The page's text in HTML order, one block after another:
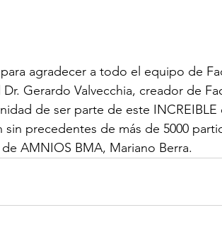
agradecer a todo el equipo de
Gerardo Valvecchia, creador de
de ser parte de este
sin precedentes de más de 5000
AMNIOS BMA, Mariano Berra.